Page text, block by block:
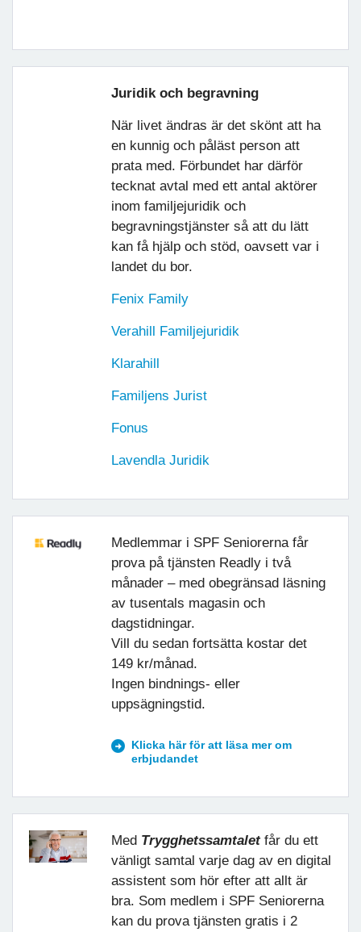
Juridik och begravning
När livet ändras är det skönt att ha
en kunnig och påläst person att
prata med. Förbundet har därför
tecknat avtal med ett antal aktörer
inom familjejuridik och
begravningstjänster så att du lätt
kan få hjälp och stöd, oavsett var i
landet du bor.
Fenix Family
Verahill Familjejuridik
Klarahill
Familjens Jurist
Fonus
Lavendla Juridik
Medlemmar i SPF Seniorerna får
prova på tjänsten Readly i två
månader – med obegränsad läsning
av tusentals magasin och
dagstidningar.
Vill du sedan fortsätta kostar det
149 kr/månad.
Ingen bindnings- eller
uppsägningstid.
Klicka här för att läsa mer om
erbjudandet
Med Trygghetssamtalet får du ett
vänligt samtal varje dag av en digital
assistent som hör efter att allt är
bra. Som medlem i SPF Seniorerna
kan du prova tjänsten gratis i 2